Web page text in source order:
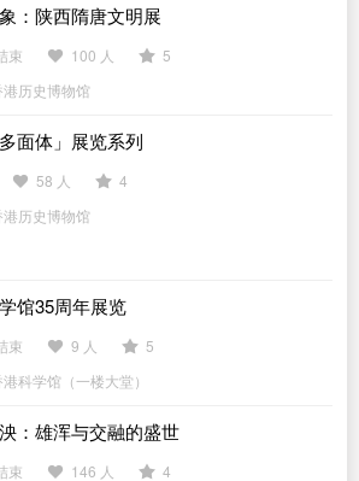
：陕西隋唐文明展
束 100 人
5
港历史博物馆
多面体」展览系列
58 人
4
港历史博物馆
馆35周年展览
束 9 人
5
科学馆（一楼大堂）
：雄浑与交融的盛世
束 146 人 4